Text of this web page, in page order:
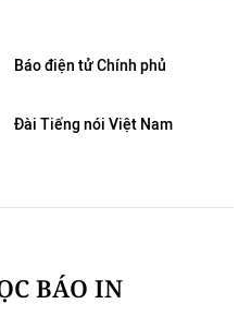
Báo điện tử Chính phủ
Đài Tiếng nói Việt Nam
BÁO IN